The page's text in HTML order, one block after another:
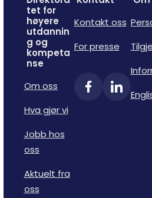
tet for
høyere
utdannin
g og
kompeta
nse
Om oss
Hva gjør vi
Jobb hos
oss
Aktuelt fra
oss
Kontakt oss
For presse